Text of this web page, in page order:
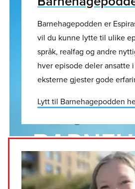
Barnehagepodden er
vil du kunne lytte til ulike
språk, realfag og andre
hver episode deler ansatte
eksterne gjester gode
Lytt til Barnehagepodden